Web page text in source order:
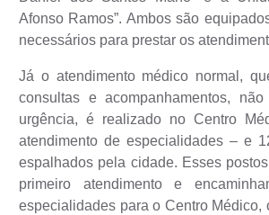
Certidão Negativa de Imóvel
Conselhos Municipais
Lei Aldir Blanc
Cartas de Serviço ao Usuário
Publicidade
Afonso Ramos”. Ambos são
necessários para prestar os
Já o atendimento médico normal,
consultas e acompanhamentos,
urgência, é realizado no Centro
atendimento de especialidades – e
espalhados pela cidade. Esses
primeiro atendimento e
especialidades para o Centro Médico,